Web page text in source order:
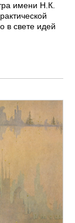
имени Н.К.
в свете идей